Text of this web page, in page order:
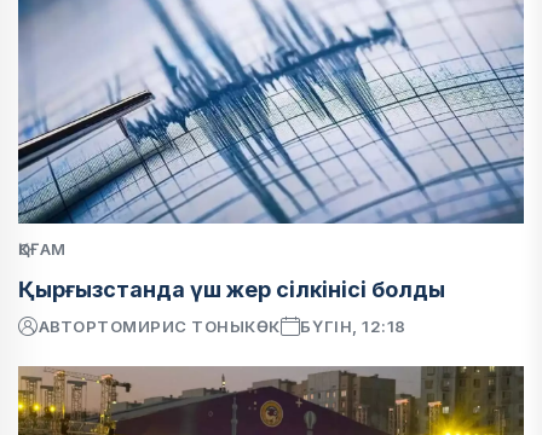
ҚОҒАМ
Қырғызстанда үш жер сілкінісі болды
АВТОРТОМИРИС ТОНЫКӨК БҮГІН, 12:18